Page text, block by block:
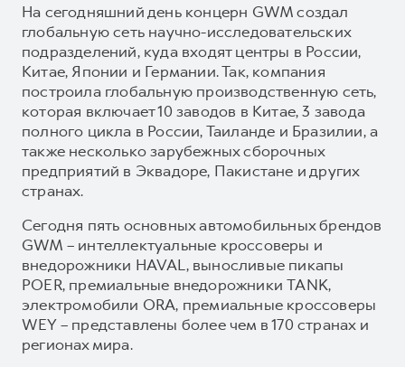
На сегодняшний день концерн GWM создал
глобальную сеть научно-исследовательских
подразделений, куда входят центры в России,
Китае, Японии и Германии. Так, компания
построила глобальную производственную сеть,
которая включает 10 заводов в Китае, 3 завода
полного цикла в России, Таиланде и Бразилии, а
также несколько зарубежных сборочных
предприятий в Эквадоре, Пакистане и других
странах.
Сегодня пять основных автомобильных брендов
GWM – интеллектуальные кроссоверы и
внедорожники HAVAL, выносливые пикапы
POER, премиальные внедорожники TANK,
электромобили ORA, премиальные кроссоверы
WEY – представлены более чем в 170 странах и
регионах мира.